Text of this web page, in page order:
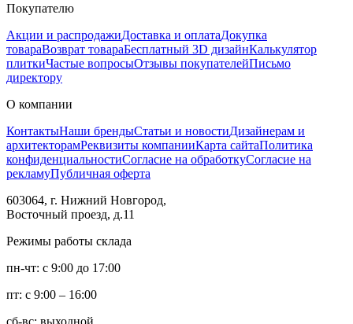
Покупателю
Акции и распродажиДоставка и оплатаДокупка
товараВозврат товараБесплатный 3D дизайнКалькулятор
плиткиЧастые вопросыОтзывы покупателейПисьмо
директору
О компании
КонтактыНаши брендыСтатьи и новостиДизайнерам и
архитекторамРеквизиты компанииКарта сайтаПолитика
конфиденциальностиСогласие на обработкуСогласие на
рекламуПубличная оферта
603064, г. Нижний Новгород,
Восточный проезд, д.11
Режимы работы склада
пн-чт: с 9:00 до 17:00
пт: с 9:00 – 16:00
сб-вс: выходной